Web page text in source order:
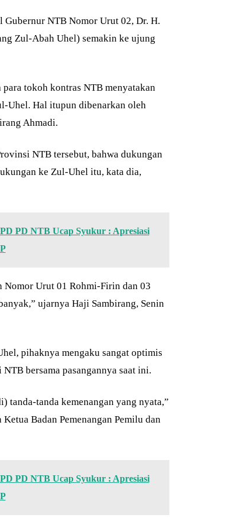
NTB Nomor Urut 02, Dr. H.
Zul-Abah Uhel) semakin ke ujung
tokoh kontras NTB menyatakan
Uhel. Hal itupun dibenarkan oleh
Ahmadi.
NTB tersebut, bahwa dukungan
ke Zul-Uhel itu, kata dia,
PD NTB Ucap Syukur : Apresiasi
Nomor Urut 01 Rohmi-Firin dan 03
ujarnya Haji Sambirang, Senin
pihaknya mengaku sangat optimis
bersama pasangannya saat ini.
tanda-tanda kemenangan yang nyata,”
Badan Pemenangan Pemilu dan
PD NTB Ucap Syukur : Apresiasi